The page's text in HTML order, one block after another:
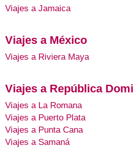
Viajes a Jamaica
Viajes a México
Viajes a Riviera Maya
Viajes a República
Viajes a La Romana
Viajes a Puerto Plata
Viajes a Punta Cana
Viajes a Samaná